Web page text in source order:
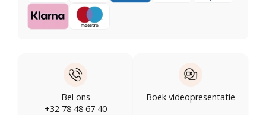
Bel ons
+32 78 48 67 40
Boek videopresentatie